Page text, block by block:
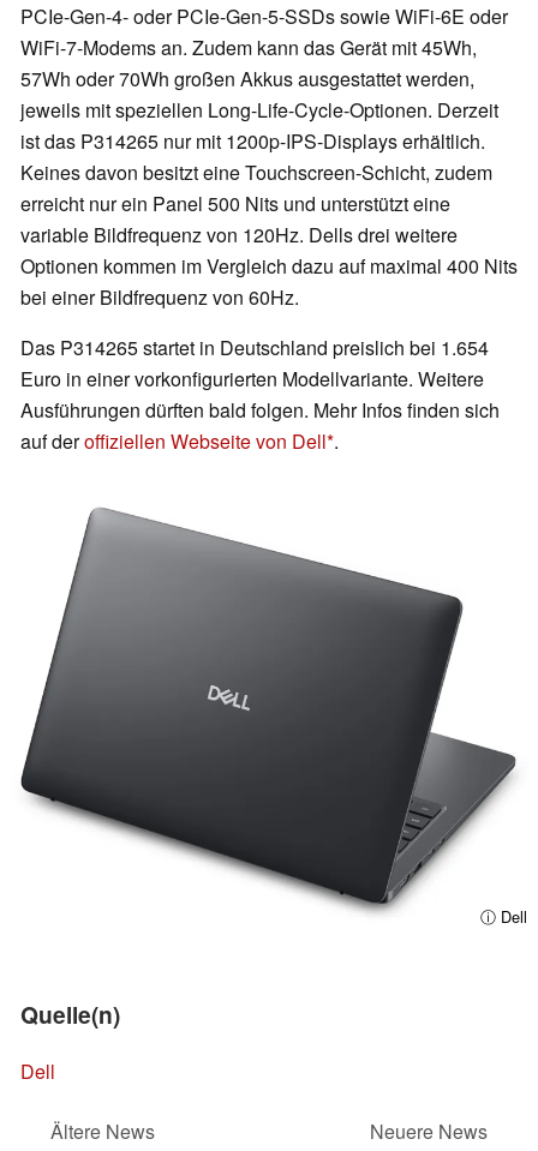
PCIe-Gen-4- oder PCIe-Gen-5-SSDs sowie WiFi-6E oder
WiFi-7-Modems an. Zudem kann das Gerät mit 45Wh,
57Wh oder 70Wh großen Akkus ausgestattet werden,
jeweils mit speziellen Long-Life-Cycle-Optionen. Derzeit
ist das P314265 nur mit 1200p-IPS-Displays erhältlich.
Keines davon besitzt eine Touchscreen-Schicht, zudem
erreicht nur ein Panel 500 Nits und unterstützt eine
variable Bildfrequenz von 120Hz. Dells drei weitere
Optionen kommen im Vergleich dazu auf maximal 400 Nits
bei einer Bildfrequenz von 60Hz.
Das P314265 startet in Deutschland preislich bei 1.654
Euro in einer vorkonfigurierten Modellvariante. Weitere
Ausführungen dürften bald folgen. Mehr Infos finden sich
auf deroffiziellen Webseite von Dell .
ⓘ Dell
Quelle(n)
Dell
Ältere News
Neuere News